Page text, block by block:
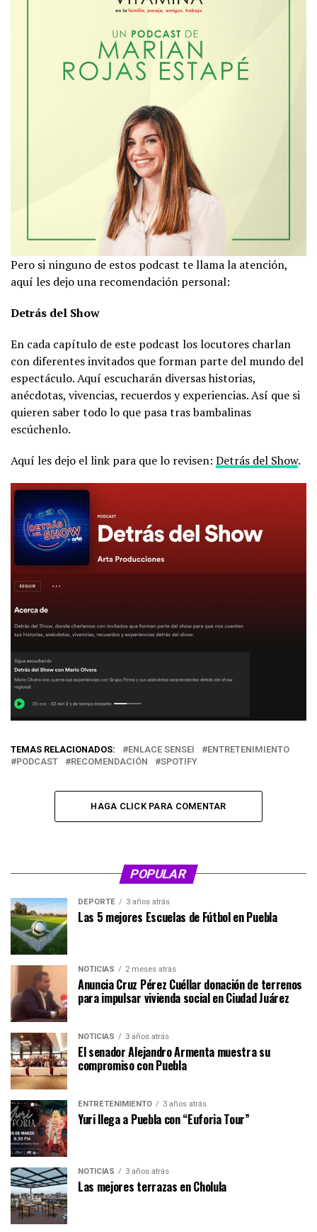
Pero si ninguno de estos podcast te llama la atención,
aquí les dejo una recomendación personal:
Detrás del Show
En cada capítulo de este podcast los locutores charlan
con diferentes invitados que forman parte del mundo del
espectáculo. Aquí escucharán diversas historias,
anécdotas, vivencias, recuerdos y experiencias. Así que si
quieren saber todo lo que pasa tras bambalinas
escúchenlo.
Aquí les dejo el link para que lo revisen: Detrás del Show.
TEMAS RELACIONADOS: ENLACE SENSEI
ENTRETENIMIENTO
PODCAST
RECOMENDACIÓN SPOTIFY
HAGA CLICK PARA COMENTAR
POPULAR
DEPORTE 3 años atrás
Las 5 mejores Escuelas de Fútbol en Puebla
NOTICIAS 2 meses atrás
Anuncia Cruz Pérez Cuéllar donación de terrenos
para impulsar vivienda social en Ciudad Juárez
NOTICIAS 3 años atrás
El senador Alejandro Armenta muestra su
compromiso con Puebla
ENTRETENIMIENTO 3 años atrás
Yuri llega a Puebla con “Euforia Tour”
NOTICIAS 3 años atrás
Las mejores terrazas en Cholula